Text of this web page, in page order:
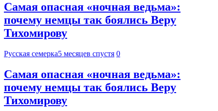
Самая опасная «ночная ведьма»:
почему немцы так боялись Веру
Тихомирову
Русская семерка5 месяцев спустя 0
Самая опасная «ночная ведьма»:
почему немцы так боялись Веру
Тихомирову